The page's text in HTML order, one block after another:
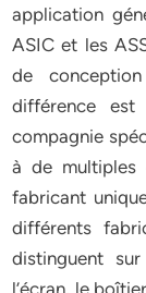
application
ASIC et les
de
différence
compagnie
à de multiples
fabricant
différents
distinguent
l’écran, le